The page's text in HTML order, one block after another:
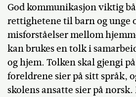
God kommunikasjon viktig
rettighetene til barn og unge
misforståelser mellom
kan brukes en tolk i
og hjem. Tolken skal gjengi
foreldrene sier på sitt språk,
skolens ansatte sier på